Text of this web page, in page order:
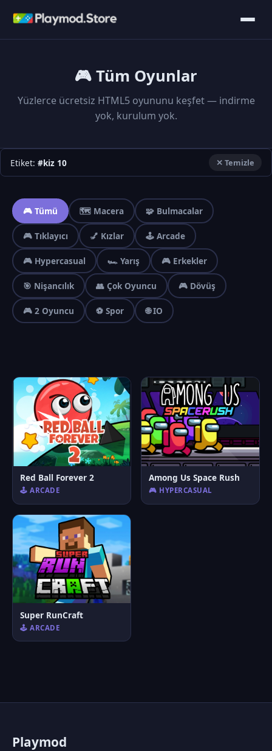
🎮 Tüm Oyunlar
Yüzlerce ücretsiz HTML5 oyununu keşfet — indirme
yok, kurulum yok.
Etiket: #kiz 10 ✕ Temizle
🎮 Tümü 🗺️ Macera 🧩 Bulmacalar
🎮 Tıklayıcı 💅 Kızlar 🕹️ Arcade
🎮 Hypercasual 🏎️ Yarış 🎮 Erkekler
🎯 Nişancılık 👥 Çok Oyuncu 🎮 Dövüş
🎮 2 Oyuncu ⚽ Spor 🌐 IO
Red Ball Forever 2
🕹️ ARCADE
Among Us Space Rush
🎮 HYPERCASUAL
Super RunCraft
🕹️ ARCADE
Playmod